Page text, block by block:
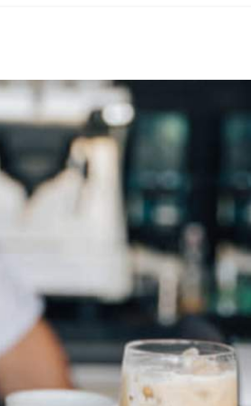
Explore
Avistamiento De Ballenas